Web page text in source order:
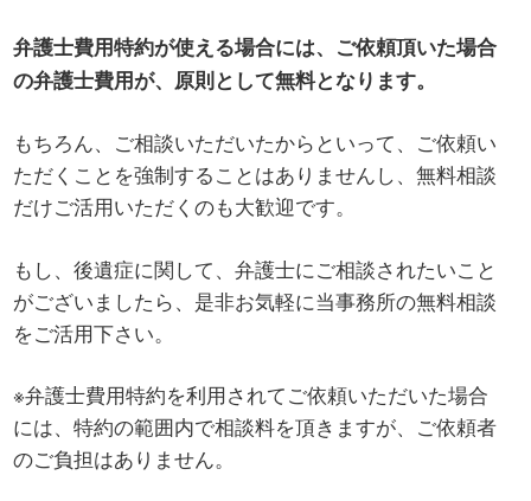
弁護士費用特約が使える場合には、ご依頼頂いた場合
の弁護士費用が、原則として無料となります。
もちろん、ご相談いただいたからといって、ご依頼い
ただくことを強制することはありませんし、無料相談
だけご活用いただくのも大歓迎です。
もし、後遺症に関して、弁護士にご相談されたいこと
がございましたら、是非お気軽に当事務所の無料相談
をご活用下さい。
※弁護士費用特約を利用されてご依頼いただいた場合
には、特約の範囲内で相談料を頂きますが、ご依頼者
のご負担はありません。